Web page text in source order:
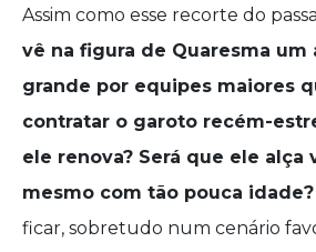
Assim como esse recorte do
vê na figura de Quaresma um
grande por equipes maiores
contratar o garoto recém-
ele renova? Será que ele alça
mesmo com tão pouca idade?
ficar, sobretudo num cenário